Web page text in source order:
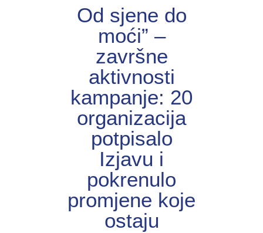
Od sjene do
moći” –
završne
aktivnosti
kampanje: 20
organizacija
potpisalo
Izjavu i
pokrenulo
promjene koje
ostaju